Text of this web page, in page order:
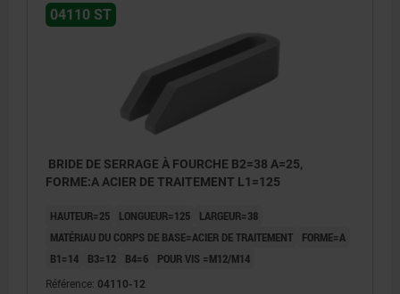
04110 ST
BRIDE DE SERRAGE À FOURCHE B2=38 A=25,
FORME:A ACIER DE TRAITEMENT L1=125
HAUTEUR=25 LONGUEUR=125
LARGEUR=38
MATÉRIAU DU CORPS DE BASE=ACIER DE TRAITEMENT
FORME=A
B1=14
B3=12 B4=6 POUR VIS =M12/M14
Référence: 04110-12